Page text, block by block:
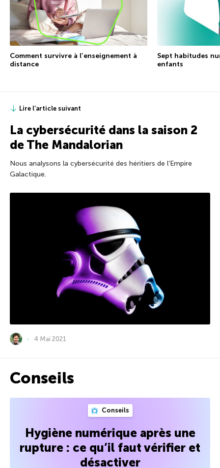
Comment survivre à l’enseignement à
distance
Sept habitudes
enfants
Lire l’article suivant
La cybersécurité dans la saison 2
de The Mandalorian
Nous analysons la cybersécurité des héritiers de l’Empire
Galactique.
4 Mai 2021
Conseils
Conseils
Hygiène numérique après une
rupture : ce qu’il faut vérifier et
désactiver